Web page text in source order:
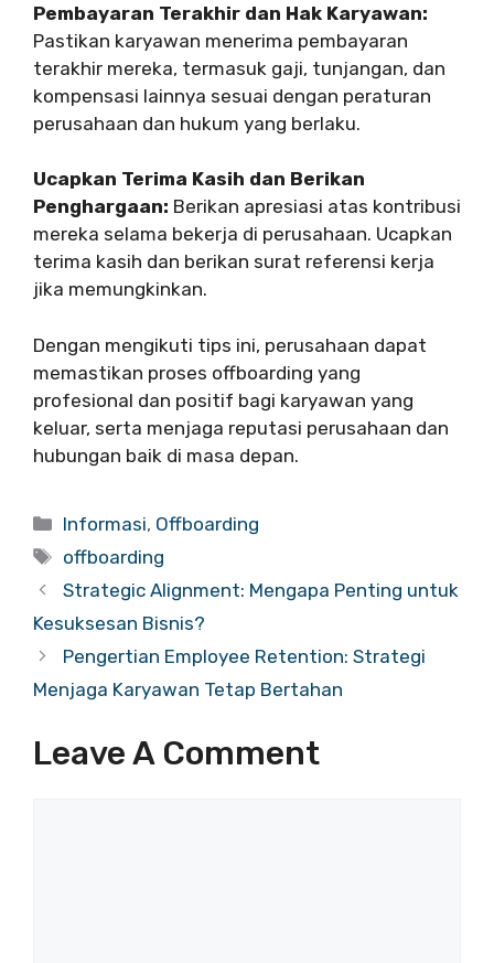
Pembayaran Terakhir dan Hak Karyawan:
Pastikan karyawan menerima pembayaran
terakhir mereka, termasuk gaji, tunjangan, dan
kompensasi lainnya sesuai dengan peraturan
perusahaan dan hukum yang berlaku.
Ucapkan Terima Kasih dan Berikan
Penghargaan: Berikan apresiasi atas kontribusi
mereka selama bekerja di perusahaan. Ucapkan
terima kasih dan berikan surat referensi kerja
jika memungkinkan.
Dengan mengikuti tips ini, perusahaan dapat
memastikan proses offboarding yang
profesional dan positif bagi karyawan yang
keluar, serta menjaga reputasi perusahaan dan
hubungan baik di masa depan.
Categories
Informasi, Offboarding
Tags
offboarding
Strategic Alignment: Mengapa Penting untuk
Kesuksesan Bisnis?
Pengertian Employee Retention: Strategi
Menjaga Karyawan Tetap Bertahan
Leave A Comment